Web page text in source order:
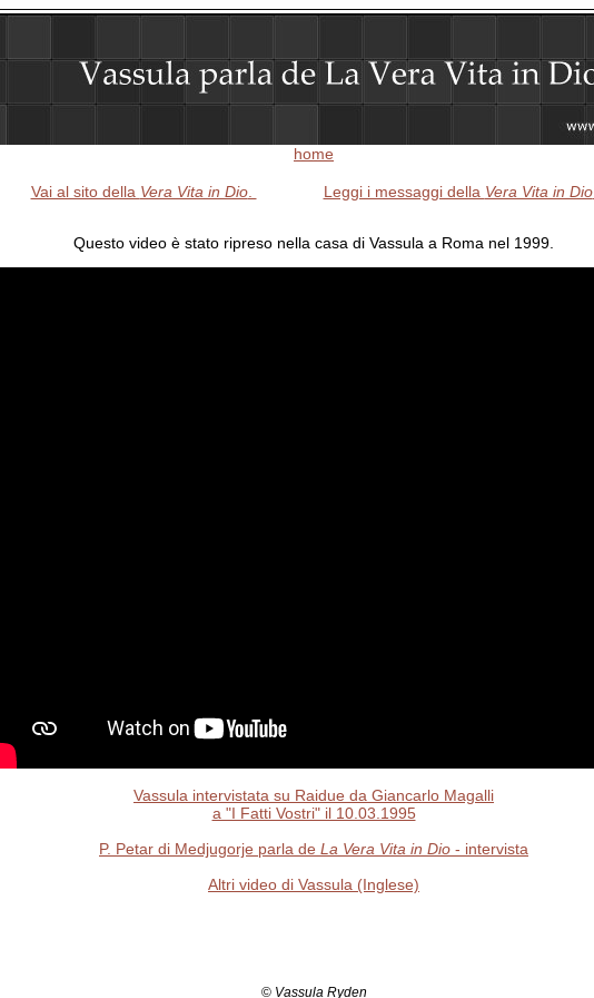
home
Vai al sito della Vera Vita in Dio. Leggi i messaggi della Vera Vita in Dio.
Questo video è stato ripreso nella casa di Vassula a Roma nel 1999.
Vassula intervistata su Raidue da Giancarlo Magalli
a "I Fatti Vostri" il 10.03.1995
P. Petar di Medjugorje parla de La Vera Vita in Dio - intervista
Altri video di Vassula (Inglese)
© Vassula Ryden